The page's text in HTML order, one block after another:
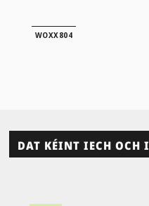
WOXX804
DAT KÉINT IECH OCH